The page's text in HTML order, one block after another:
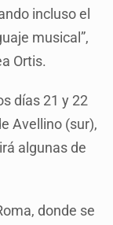
incluso el
musical”,
Ortis.
días 21 y 22
Avellino (sur),
algunas de
donde se